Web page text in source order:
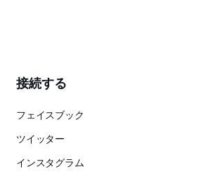
接続する
フェイスブック
ツイッター
インスタグラム